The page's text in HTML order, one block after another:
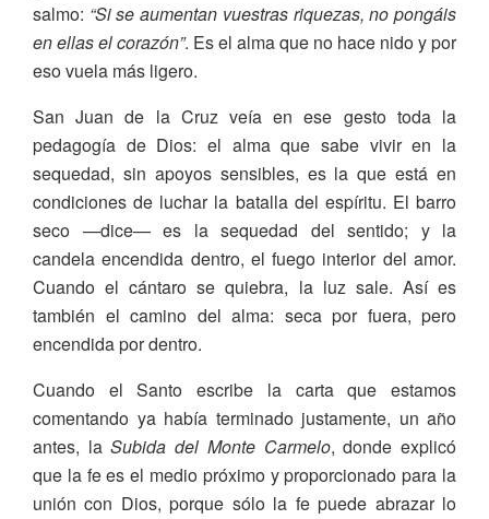
salmo: “Si se aumentan vuestras riquezas, no pongáis
en ellas el corazón”. Es el alma que no hace nido y por
eso vuela más ligero.
San Juan de la Cruz veía en ese gesto toda la
pedagogía de Dios: el alma que sabe vivir en la
sequedad, sin apoyos sensibles, es la que está en
condiciones de luchar la batalla del espíritu. El barro
seco —dice— es la sequedad del sentido; y la
candela encendida dentro, el fuego interior del amor.
Cuando el cántaro se quiebra, la luz sale. Así es
también el camino del alma: seca por fuera, pero
encendida por dentro.
Cuando el Santo escribe la carta que estamos
comentando ya había terminado justamente, un año
antes, laSubida del Monte Carmelo, donde explicó
que la fe es el medio próximo y proporcionado para la
unión con Dios, porque sólo la fe puede abrazar lo